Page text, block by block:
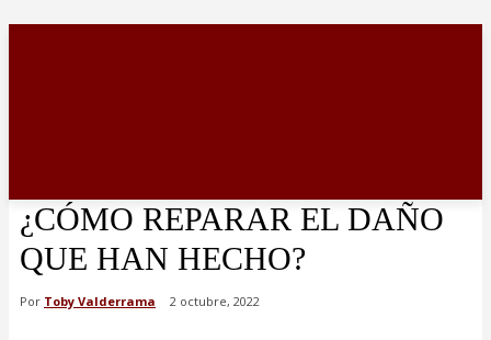
¿CÓMO REPARAR EL DAÑO
QUE HAN HECHO?
Por Toby Valderrama 2 octubre, 2022